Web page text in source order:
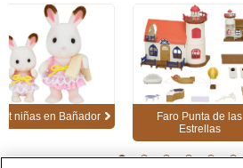
niñas en Bañador
Faro Punta de las
Estrellas
1 2 3 4 5 6